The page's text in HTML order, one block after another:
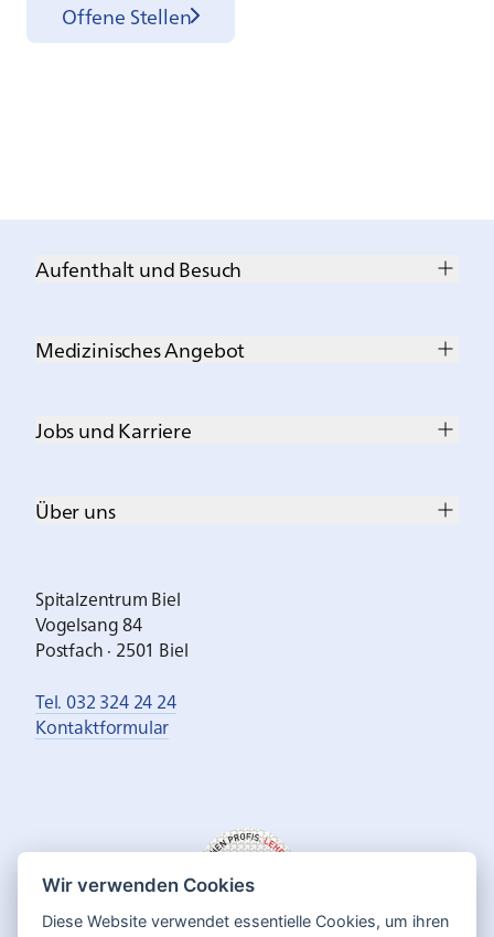
Offene Stellen
Aufenthalt und Besuch
Medizinisches Angebot
Jobs und Karriere
Über uns
Spitalzentrum Biel
Vogelsang 84
Postfach · 2501 Biel
Tel. 032 324 24 24
Kontaktformular
Wir verwenden Cookies
Diese Website verwendet essentielle Cookies, um ihren